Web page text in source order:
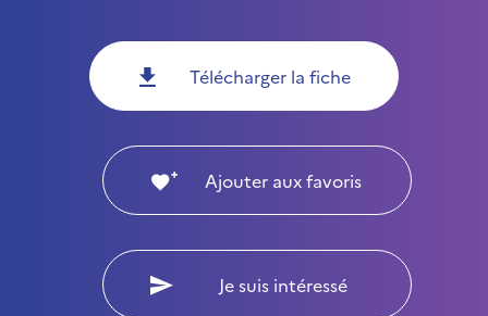
Télécharger la fiche
Ajouter aux favoris
Je suis intéressé